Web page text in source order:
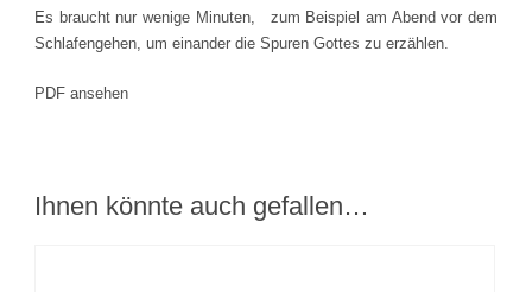
Es braucht nur wenige Minuten, zum Beispiel am Abend vor dem
Schlafengehen, um einander die Spuren Gottes zu erzählen.
PDF ansehen
Ihnen könnte auch gefallen…